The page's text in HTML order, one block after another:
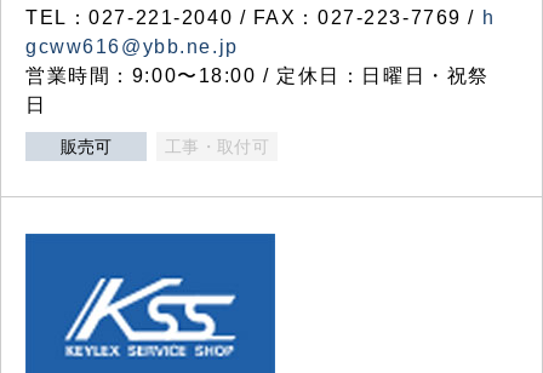
TEL：027-221-2040 / FAX：027-223-7769 / h
gcww616@ybb.ne.jp
営業時間：9:00〜18:00 / 定休日：日曜日・祝祭
日
販売可 工事・取付可